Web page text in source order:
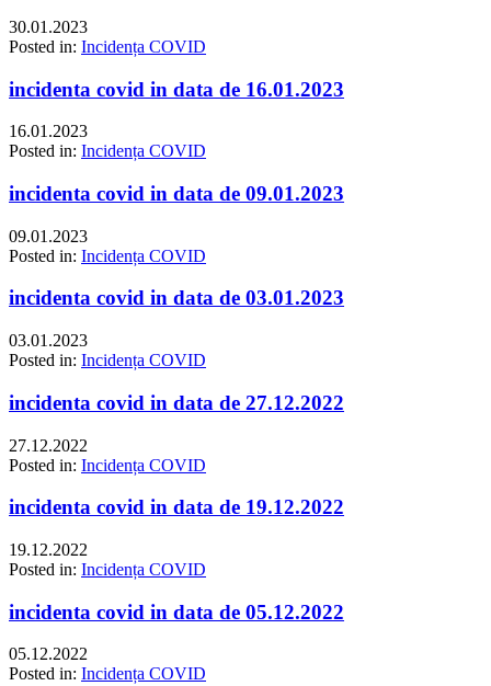
30.01.2023
Posted in: Incidența COVID
incidenta covid in data de 16.01.2023
16.01.2023
Posted in: Incidența COVID
incidenta covid in data de 09.01.2023
09.01.2023
Posted in: Incidența COVID
incidenta covid in data de 03.01.2023
03.01.2023
Posted in: Incidența COVID
incidenta covid in data de 27.12.2022
27.12.2022
Posted in: Incidența COVID
incidenta covid in data de 19.12.2022
19.12.2022
Posted in: Incidența COVID
incidenta covid in data de 05.12.2022
05.12.2022
Posted in: Incidența COVID